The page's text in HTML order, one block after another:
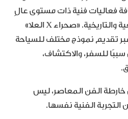
فعاليات فنية ذات مستوى عالٍ
دون فقدان هويتها الطبيعية والتاريخية. «صحراء X العلا»
تقديم نموذج مختلف للسياحة
للسفر، والاكتشاف،
خارطة الفن المعاصر، ليس
الفنية نفسها.